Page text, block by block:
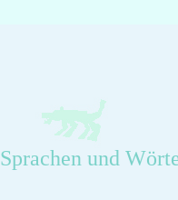
Sprachen und